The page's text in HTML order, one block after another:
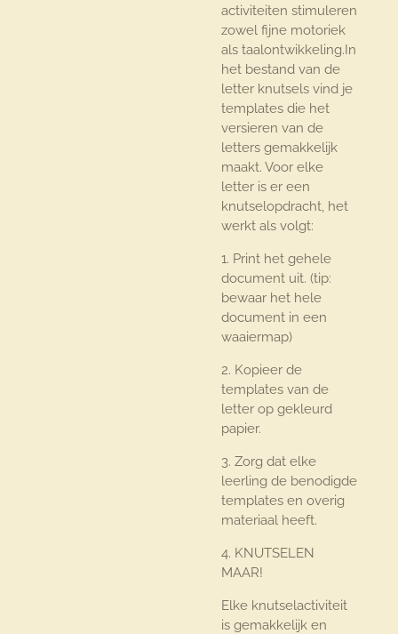
activiteiten stimuleren
zowel fijne motoriek
als taalontwikkeling.In
het bestand van de
letter knutsels vind je
templates die het
versieren van de
letters gemakkelijk
maakt. Voor elke
letter is er een
knutselopdracht, het
werkt als volgt:
1. Print het gehele
document uit. (tip:
bewaar het hele
document in een
waaiermap)
2. Kopieer de
templates van de
letter op gekleurd
papier.
3. Zorg dat elke
leerling de benodigde
templates en overig
materiaal heeft.
4. KNUTSELEN
MAAR!
Elke knutselactiviteit
is gemakkelijk en